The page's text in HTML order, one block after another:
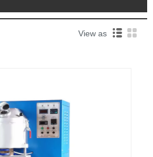
View as